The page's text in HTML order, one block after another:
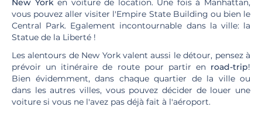
New Yorken voiture de location. Une fois à Manhattan,
vous pouvez aller visiter l'Empire State Building ou bien le
Central Park. Egalement incontournable dans la ville: la
Statue de la Liberté !
Les alentours de New York valent aussi le détour, pensez à
prévoir un itinéraire de route pour partir en road-trip!
Bien évidemment, dans chaque quartier de la ville ou
dans les autres villes, vous pouvez décider de louer une
voiture si vous ne l'avez pas déjà fait à l'aéroport.